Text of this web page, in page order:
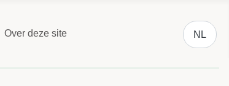
Over deze site
Selecteer
NL